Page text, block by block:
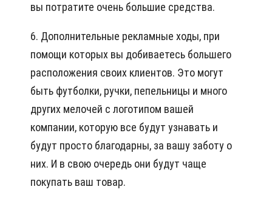
вы потратите очень большие средства.
6. Дополнительные рекламные ходы, при
помощи которых вы добиваетесь большего
расположения своих клиентов. Это могут
быть футболки, ручки, пепельницы и много
других мелочей с логотипом вашей
компании, которую все будут узнавать и
будут просто благодарны, за вашу заботу о
них. И в свою очередь они будут чаще
покупать ваш товар.